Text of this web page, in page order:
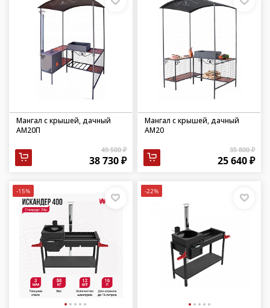
Мангал с крышей, дачный
АМ20П
49 500 ₽
38 730 ₽
Мангал с крышей, дачный
АМ20
35 800 ₽
25 640 ₽
-15% -22%